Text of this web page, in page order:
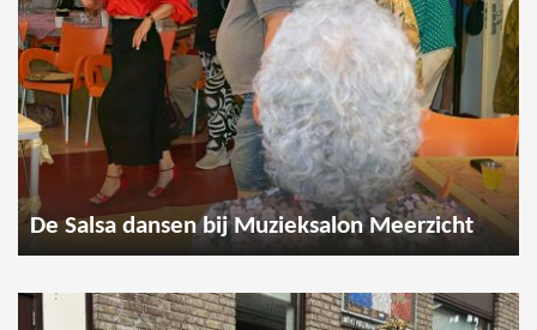
De Salsa dansen bij Muzieksalon Meerzicht